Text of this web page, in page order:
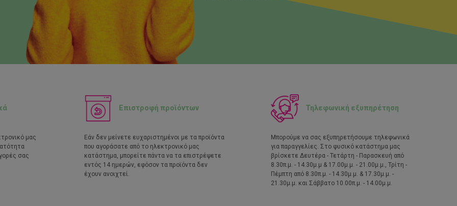
μας
σας
Επιστροφή προϊόντων
Εάν δεν μείνετε ευχαριστημένοι με τα προϊόντα
που αγοράσατε από το ηλεκτρονικό μας
κατάστημα, μπορείτε πάντα να τα επιστρέψετε
εντός 14 ημερών, εφόσον τα προϊόντα δεν
έχουν ανοιχτεί.
Τηλεφωνική εξυπηρέτηση
Μπορούμε να σας εξυπηρετήσουμε τηλεφωνικά
για παραγγελίες. Στο φυσικό κατάστημα μας
βρίσκετε Δευτέρα - Τετάρτη - Παρασκευή από
8.30π.μ. - 14.30μ.μ & 17.00μ.μ. - 21.00μ.μ., Τρίτη -
Πέμπτη από 8.30π.μ. - 14.30μ.μ. & 17.30μ.μ. -
21.30μ.μ. και Σάββατο 10.00π.μ. - 14.00μ.μ.